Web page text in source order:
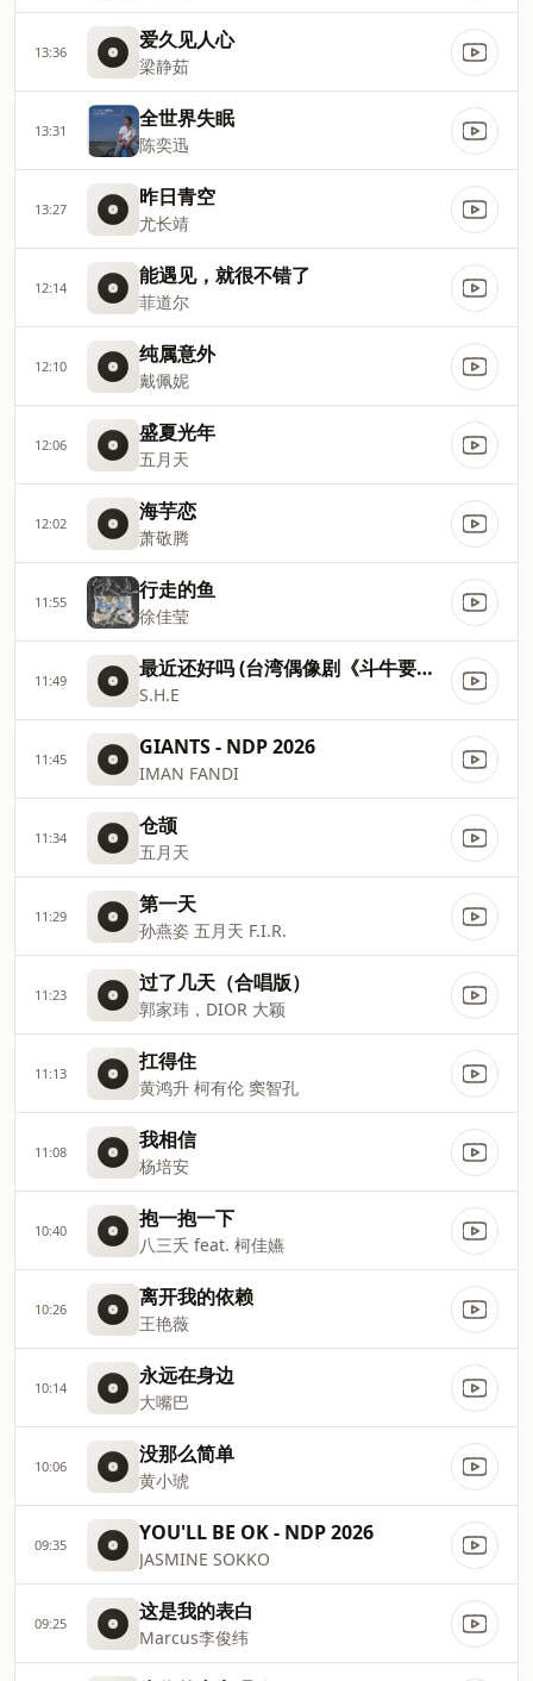
13:36 爱久见人心
梁静茹
13:31 全世界失眠
陈奕迅
13:27 昨日青空
尤长靖
12:14 能遇见，就很不错了
菲道尔
12:10 纯属意外
戴佩妮
12:06 盛夏光年
五月天
12:02 海芋恋
萧敬腾
11:55 行走的鱼
徐佳莹
11:49 最近还好吗 (台湾偶像剧《斗牛要不要》片尾曲)
S.H.E
11:45 GIANTS - NDP 2026
IMAN FANDI
11:34 仓颉
五月天
11:29 第一天
孙燕姿 五月天 F.I.R.
11:23 过了几天（合唱版）
郭家玮，DIOR 大颖
11:13 扛得住
黄鸿升 柯有伦 窦智孔
11:08 我相信
杨培安
10:40 抱一抱一下
八三夭 feat. 柯佳嬿
10:26 离开我的依赖
王艳薇
10:14 永远在身边
大嘴巴
10:06 没那么简单
黄小琥
09:35 YOU'LL BE OK - NDP 2026
JASMINE SOKKO
09:25 这是我的表白
Marcus李俊纬